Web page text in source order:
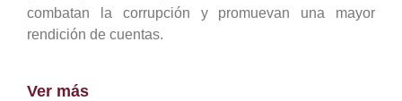
combatan la corrupción y promuevan una mayor
rendición de cuentas.
Ver más